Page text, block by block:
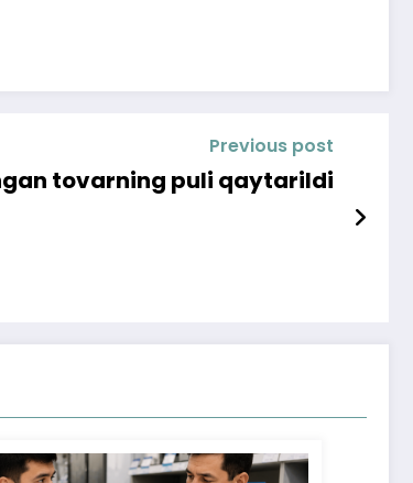
Previous post
tovarning puli qaytarildi